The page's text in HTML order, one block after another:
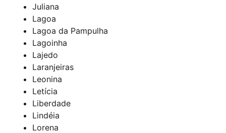
Juliana
Lagoa
Lagoa da Pampulha
Lagoinha
Lajedo
Laranjeiras
Leonina
Letícia
Liberdade
Lindéia
Lorena